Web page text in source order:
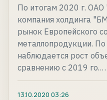
По итогам 2020 г.
компания холдинга
рынок Европейского
металлопродукции.
наблюдается рост
сравнению с 2019 го.…
13.10.2020 03:26